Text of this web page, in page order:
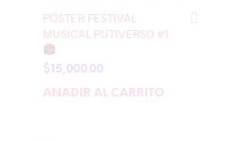
PÓSTER FESTIVAL
MUSICAL PUTIVERSO #1
$ 15,000.00
AÑADIR AL CARRITO